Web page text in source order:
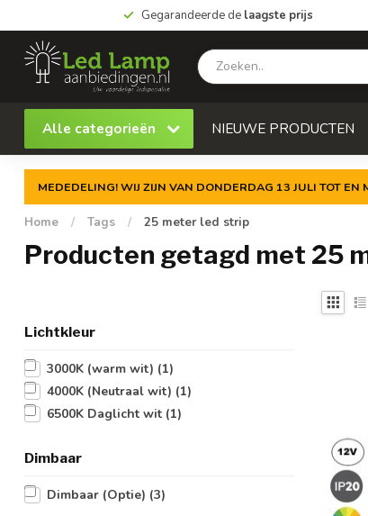
Gegarandeerde de laagste prijs
Alle categorieën NIEUWE PRODUCTEN
MEDEDELING! WIJ ZIJN VAN DONDERDAG 13 JULI TOT
Home / Tags / 25 meter led strip
Producten getagd met 25
Lichtkleur
3000K (warm wit) (1)
4000K (Neutraal wit) (1)
6500K Daglicht wit (1)
Dimbaar
Dimbaar (Optie) (3)